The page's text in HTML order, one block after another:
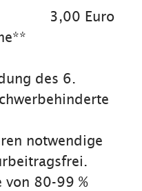
3,00 Euro
des 6.
notwendige
von 80-99 %